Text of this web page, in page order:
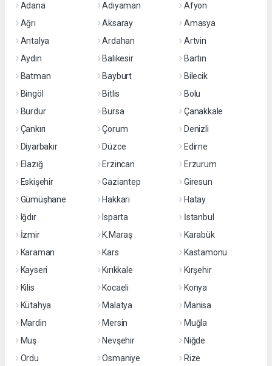
Adana Adıyaman
Afyon
Ağrı
Aksaray
Amasya
Antalya
Ardahan
Artvin
Aydın
Balıkesir
Bartın
Batman
Bayburt
Bilecik
Bingöl
Bitlis
Bolu
Burdur
Bursa
Çanakkale
Çankırı
Çorum
Denizli
Diyarbakır
Düzce
Edirne
Elazığ
Erzincan
Erzurum
Eskişehir
Gaziantep
Giresun
Gümüşhane
Hakkari
Hatay
Iğdır
Isparta
İstanbul
İzmir
K.Maraş
Karabük
Karaman
Kars
Kastamonu
Kayseri
Kırıkkale
Kırşehir
Kilis
Kocaeli
Konya
Kütahya
Malatya
Manisa
Mardin
Mersin
Muğla
Muş
Nevşehir
Niğde
Ordu
Osmaniye Rize